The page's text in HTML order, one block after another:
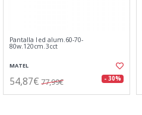
Pantalla led alum.60-70-
80w.120cm.3cct
MATEL
54,87€ 77,99€ - 30%